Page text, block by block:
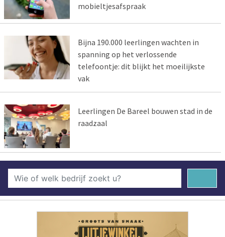
mobieltjesafspraak
Bijna 190.000 leerlingen wachten in
spanning op het verlossende
telefoontje: dit blijkt het moeilijkste
vak
Leerlingen De Bareel bouwen stad in de
raadzaal